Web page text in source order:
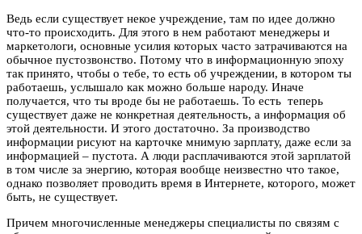
Ведь если существует некое учреждение, там по идее должно
что-то происходить. Для этого в нем работают менеджеры и
маркетологи, основные усилия которых часто затрачиваются на
обычное пустозвонство. Потому что в информационную эпоху
так принято, чтобы о тебе, то есть об учреждении, в котором ты
работаешь, услышало как можно больше народу. Иначе
получается, что ты вроде бы не работаешь. То есть теперь
существует даже не конкретная деятельность, а информация об
этой деятельности. И этого достаточно. За производство
информации рисуют на карточке мнимую зарплату, даже если за
информацией – пустота. А люди расплачиваются этой зарплатой
в том числе за энергию, которая вообще неизвестно что такое,
однако позволяет проводить время в Интернете, которого, может
быть, не существует.
Причем многочисленные менеджеры специалисты по связям с